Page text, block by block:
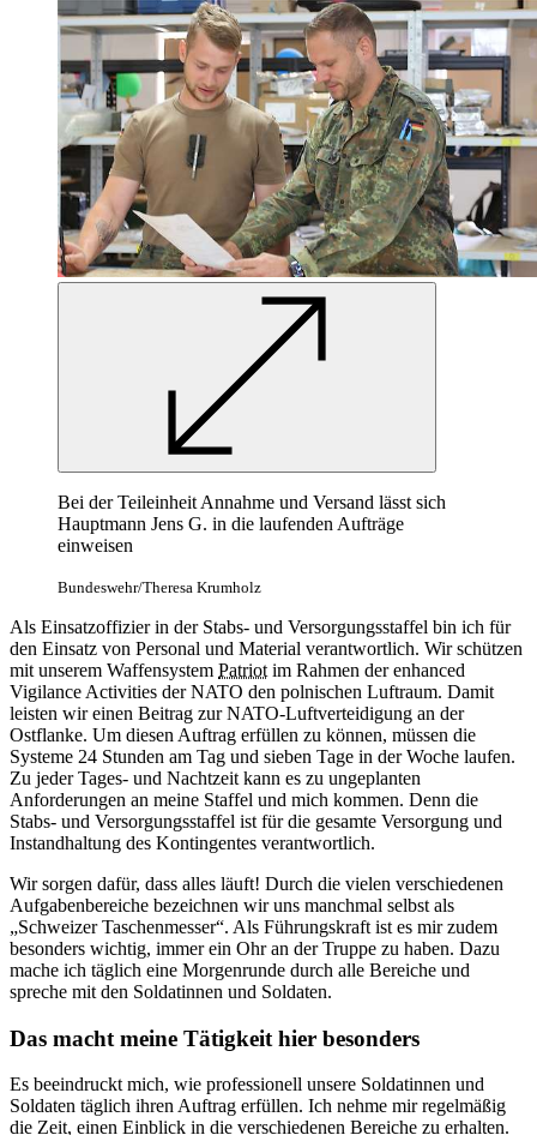
Bei der Teileinheit Annahme und Versand lässt sich
Hauptmann Jens G. in die laufenden Aufträge
einweisen
Bundeswehr/Theresa Krumholz
Als Einsatzoffizier in der Stabs- und Versorgungsstaffel bin ich für
den Einsatz von Personal und Material verantwortlich. Wir schützen
mit unserem Waffensystem Patriot im Rahmen der enhanced
Vigilance Activities der NATO den polnischen Luftraum. Damit
leisten wir einen Beitrag zur NATO-Luftverteidigung an der
Ostflanke. Um diesen Auftrag erfüllen zu können, müssen die
Systeme 24 Stunden am Tag und sieben Tage in der Woche laufen.
Zu jeder Tages- und Nachtzeit kann es zu ungeplanten
Anforderungen an meine Staffel und mich kommen. Denn die
Stabs- und Versorgungsstaffel ist für die gesamte Versorgung und
Instandhaltung des Kontingentes verantwortlich.
Wir sorgen dafür, dass alles läuft! Durch die vielen verschiedenen
Aufgabenbereiche bezeichnen wir uns manchmal selbst als
„Schweizer Taschenmesser“. Als Führungskraft ist es mir zudem
besonders wichtig, immer ein Ohr an der Truppe zu haben. Dazu
mache ich täglich eine Morgenrunde durch alle Bereiche und
spreche mit den Soldatinnen und Soldaten.
Das macht meine Tätigkeit hier besonders
Es beeindruckt mich, wie professionell unsere Soldatinnen und
Soldaten täglich ihren Auftrag erfüllen. Ich nehme mir regelmäßig
die Zeit, einen Einblick in die verschiedenen Bereiche zu erhalten.